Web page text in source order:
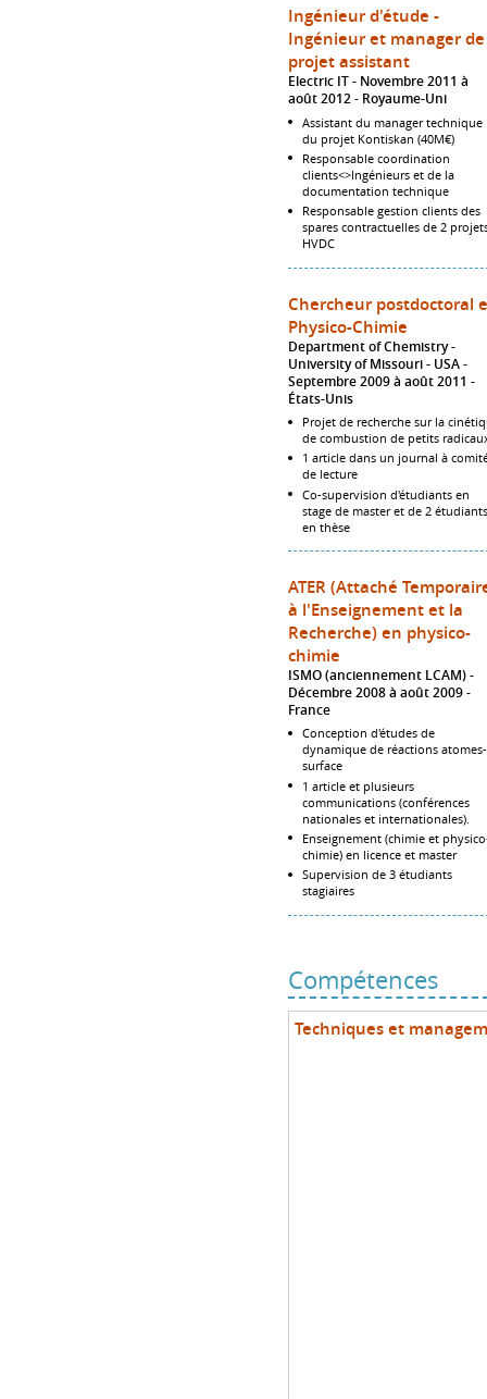
Ingénieur d'étude -
Ingénieur et manager de
projet assistant
Electric IT
Novembre 2011 à
août 2012
Royaume-Uni
Assistant du manager technique
du projet Kontiskan (40M€)
Responsable coordination
clients<>Ingénieurs et de la
documentation technique
Responsable gestion clients des
spares contractuelles de 2
HVDC
Chercheur postdoctoral
Physico-Chimie
Department of Chemistry -
University of Missouri - USA
Septembre 2009 à août 2011
États-Unis
Projet de recherche sur la
de combustion de petits
1 article dans un journal à
de lecture
Co-supervision d'étudiants en
stage de master et de 2 étudiants
en thèse
ATER (Attaché
à l'Enseignement et la
Recherche) en physico-
chimie
ISMO (anciennement LCAM)
Décembre 2008 à août 2009
France
Conception d'études de
dynamique de réactions atomes-
surface
1 article et plusieurs
communications (conférences
nationales et internationales).
Enseignement (chimie et
chimie) en licence et master
Supervision de 3 étudiants
stagiaires
Compétences
Techniques et